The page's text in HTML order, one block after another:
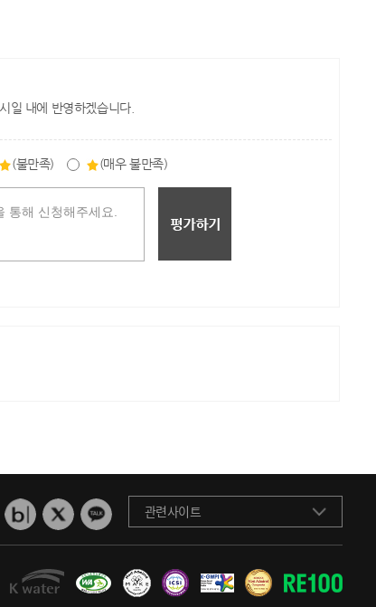
일 내에 반영하겠습니다.
(불만족) (매우 불만족)
관련사이트